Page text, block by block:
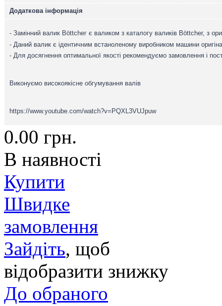
Додаткова інформація
- Замінний валик Вöttсhег є валиком з каталогу валиків Вöttсhег, з
- Даний валик є ідентичним встаноленому виробником машини
- Для досягнення оптимальної якості рекомендуємо замовлення і
Виконуємо високоякісне обгумування валів
https://www.youtube.com/watch?v=PQXL3VUJpuw
0.00 грн.
В наявності
Купити
Швидке
замовлення
Зайдіть, щоб
відобразити знижку
До обраного